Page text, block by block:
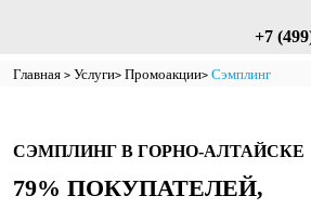
+7
Главная Услуги Промоакции Сэмплинг
СЭМПЛИНГ В ГОРНО-АЛТАЙСКЕ
79% ПОКУПАТЕЛЕЙ,